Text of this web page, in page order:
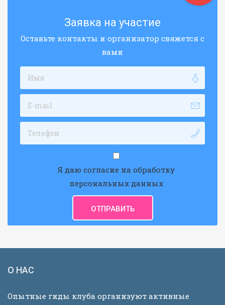
Заявка на участие
Оставьте контакты и организатор свяжется с
вами
Я даю согласие на обработку
персональных данных
О НАС
Опытные гиды клуба организуют активные